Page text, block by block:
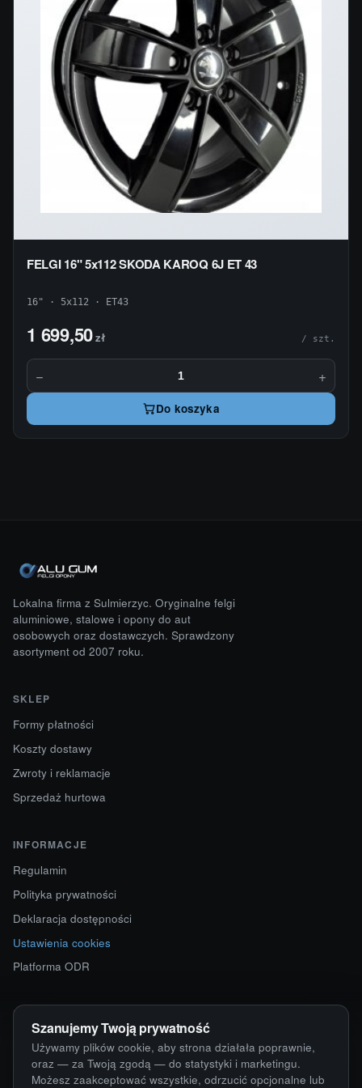
FELGI 16" 5x112 SKODA KAROQ 6J ET 43
16" · 5x112 · ET43
1 699,50zł / szt.
− +
Do koszyka
Lokalna firma z Sulmierzyc. Oryginalne felgi
aluminiowe, stalowe i opony do aut
osobowych oraz dostawczych. Sprawdzony
asortyment od 2007 roku.
SKLEP
Formy płatności
Koszty dostawy
Zwroty i reklamacje
Sprzedaż hurtowa
INFORMACJE
Regulamin
Polityka prywatności
Deklaracja dostępności
Ustawienia cookies
Platforma ODR
KONTAKT
ul. Starokościelna 12
63-750 Sulmierzyce
792 171 171 · 791 110 055
Szanujemy Twoją prywatność
Używamy plików cookie, aby strona działała poprawnie,
oraz — za Twoją zgodą — do statystyki i marketingu.
Możesz zaakceptować wszystkie, odrzucić opcjonalne lub